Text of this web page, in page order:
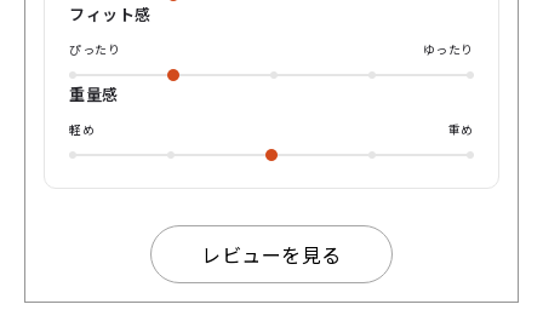
フィット感
ぴったり ゆったり
重量感
軽め 重め
レビューを見る